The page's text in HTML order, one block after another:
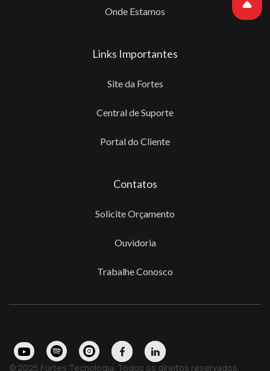
Onde Estamos
Links Importantes
Site da Fortes
Central de Suporte
Portal do Cliente
Contatos
Solicite Orçamento
Ouvidoria
Trabalhe Conosco
© 2025 Fortes Tecnologia. Todos os direitos reservados.